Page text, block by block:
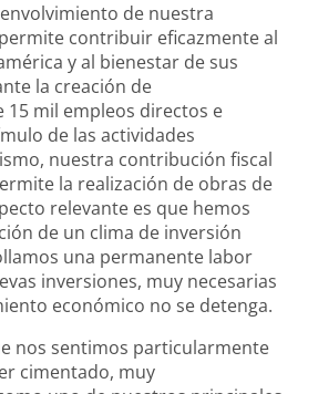
de nuestra
contribuir eficazmente al
y al bienestar de sus
la creación de
mil empleos directos e
de las actividades
nuestra contribución fiscal
la realización de obras de
relevante es que hemos
de un clima de inversión
una permanente labor
inversiones, muy necesarias
económico no se detenga.
nos sentimos particularmente
cimentado, muy